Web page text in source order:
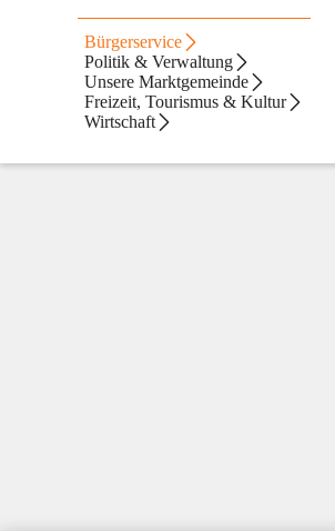
Bürgerservice
Politik & Verwaltung
Unsere Marktgemeinde
Freizeit, Tourismus & Kultur
Wirtschaft
Digitale Amtstafel